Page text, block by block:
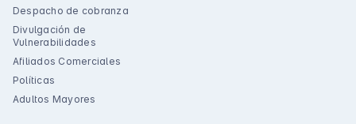
Despacho de cobranza
Divulgación de
Vulnerabilidades
Afiliados Comerciales
Políticas
Adultos Mayores